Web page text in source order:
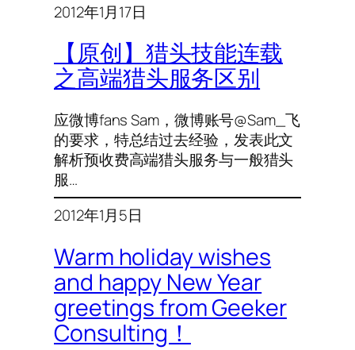
2012年1月17日
【原创】猎头技能连载
之高端猎头服务区别
应微博fans Sam，微博账号@Sam_飞
的要求，特总结过去经验，发表此文
解析预收费高端猎头服务与一般猎头
服…
2012年1月5日
Warm holiday wishes
and happy New Year
greetings from Geeker
Consulting！